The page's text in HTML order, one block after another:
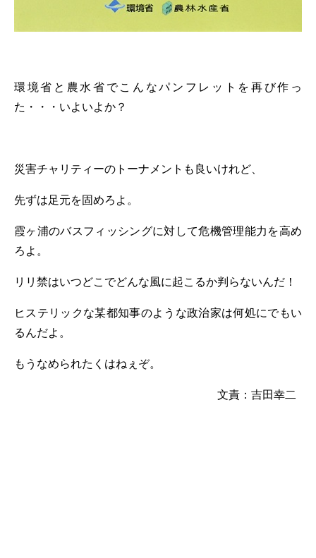
環境省と農水省でこんなパンフレットを再び作っ
た・・・いよいよか？
災害チャリティーのトーナメントも良いけれど、
先ずは足元を固めろよ。
霞ヶ浦のバスフィッシングに対して危機管理能力を高め
ろよ。
リリ禁はいつどこでどんな風に起こるか判らないんだ！
ヒステリックな某都知事のような政治家は何処にでもい
るんだよ。
もうなめられたくはねぇぞ。
文責：吉田幸二